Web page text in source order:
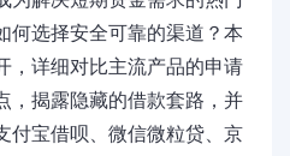
何选择安全可靠的渠道？本
，详细对比主流产品的申请
，揭露隐藏的借款套路，并
付宝借呗、微信微粒贷、京